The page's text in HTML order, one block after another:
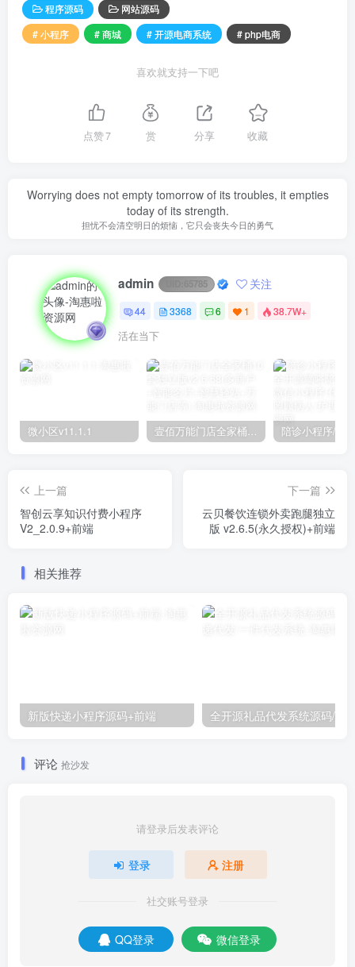
程序源码
网站源码
# 小程序
# 商城 # 开源电商系统 # php电商
喜欢就支持一下吧
点赞7 赏 分享 收藏
Worrying does not empty tomorrow of its troubles, it empties
today of its strength.
担忧不会清空明日的烦恼，它只会丧失今日的勇气
admin 65785 关注
44 3368 6 1 38.7W+
活在当下
微小区v11.1.1 壹佰万能门店全家桶10套独立版v2.6.68(​多商户+智能名片+智慧轻站+万能门店等)
上一篇
智创云享知识付费小程序
V2_2.0.9+前端
下一篇
云贝餐饮连锁外卖跑腿独立
版 v2.6.5(永久授权)+前端
相关推荐
新版快递小程序源码+前端
评论 抢沙发
请登录后发表评论
登录 注册
社交账号登录
QQ登录 微信登录